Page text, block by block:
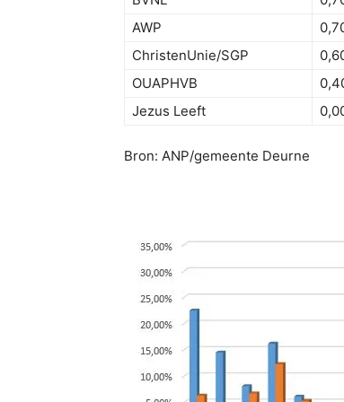
AWP
ChristenUnie/SGP
OUAPHVB
Jezus Leeft
Bron: ANP/gemeente Deurne